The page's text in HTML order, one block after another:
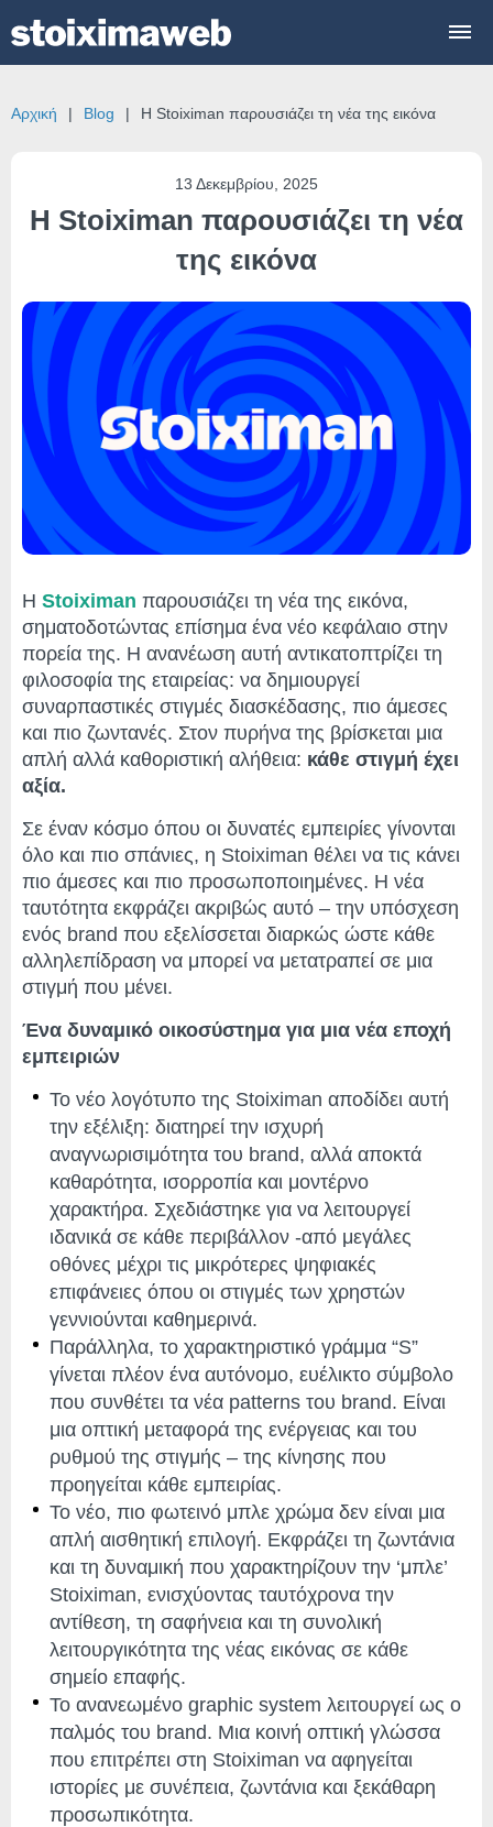
Αρχική Blog Η Stoiximan παρουσιάζει τη νέα της εικόνα
13 Δεκεμβρίου, 2025
Η Stoiximan παρουσιάζει τη νέα
της εικόνα
Η Stoiximan παρουσιάζει τη νέα της εικόνα,
σηματοδοτώντας επίσημα ένα νέο κεφάλαιο στην
πορεία της. Η ανανέωση αυτή αντικατοπτρίζει τη
φιλοσοφία της εταιρείας: να δημιουργεί
συναρπαστικές στιγμές διασκέδασης, πιο άμεσες
και πιο ζωντανές. Στον πυρήνα της βρίσκεται μια
απλή αλλά καθοριστική αλήθεια: κάθε στιγμή έχει
αξία.
Σε έναν κόσμο όπου οι δυνατές εμπειρίες γίνονται
όλο και πιο σπάνιες, η Stoiximan θέλει να τις κάνει
πιο άμεσες και πιο προσωποποιημένες. Η νέα
ταυτότητα εκφράζει ακριβώς αυτό – την υπόσχεση
ενός brand που εξελίσσεται διαρκώς ώστε κάθε
αλληλεπίδραση να μπορεί να μετατραπεί σε μια
στιγμή που μένει.
Ένα δυναμικό οικοσύστημα για μια νέα εποχή
εμπειριών
Το νέο λογότυπο της Stoiximan αποδίδει αυτή
την εξέλιξη: διατηρεί την ισχυρή
αναγνωρισιμότητα του brand, αλλά αποκτά
καθαρότητα, ισορροπία και μοντέρνο
χαρακτήρα. Σχεδιάστηκε για να λειτουργεί
ιδανικά σε κάθε περιβάλλον -από μεγάλες
οθόνες μέχρι τις μικρότερες ψηφιακές
επιφάνειες όπου οι στιγμές των χρηστών
γεννιούνται καθημερινά.
Παράλληλα, το χαρακτηριστικό γράμμα “S”
γίνεται πλέον ένα αυτόνομο, ευέλικτο σύμβολο
που συνθέτει τα νέα patterns του brand. Είναι
μια οπτική μεταφορά της ενέργειας και του
ρυθμού της στιγμής – της κίνησης που
προηγείται κάθε εμπειρίας.
Το νέο, πιο φωτεινό μπλε χρώμα δεν είναι μια
απλή αισθητική επιλογή. Εκφράζει τη ζωντάνια
και τη δυναμική που χαρακτηρίζουν την ‘μπλε’
Stoiximan, ενισχύοντας ταυτόχρονα την
αντίθεση, τη σαφήνεια και τη συνολική
λειτουργικότητα της νέας εικόνας σε κάθε
σημείο επαφής.
Το ανανεωμένο graphic system λειτουργεί ως ο
παλμός του brand. Μια κοινή οπτική γλώσσα
που επιτρέπει στη Stoiximan να αφηγείται
ιστορίες με συνέπεια, ζωντάνια και ξεκάθαρη
προσωπικότητα.